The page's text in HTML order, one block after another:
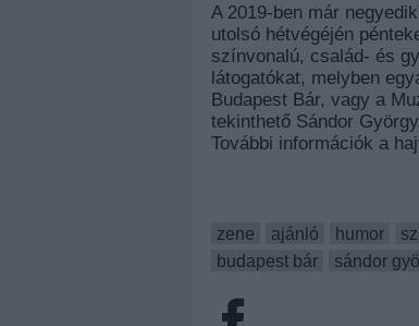
A 2019-ben már
utolsó hétvégéjén
színvonalú, család- és
látogatókat, melyben
Budapest Bár, vagy a
tekinthető Sándor
További információk a
zene
ajánló humor
budapest bár
sándor